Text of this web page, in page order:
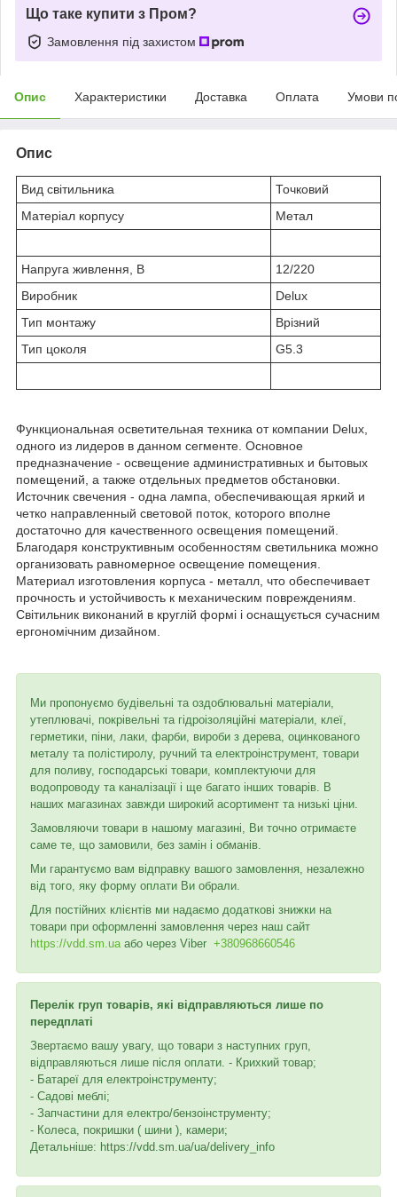
Що таке купити з Пром?
Замовлення під захистом
Опис Характеристики Доставка Оплата Умови
Опис
Вид світильника
Точковий
Матеріал корпусу
Метал
Напруга живлення, В
12/220
Виробник
Delux
Тип монтажу
Врізний
Тип цоколя
G5.3
Функциональная осветительная техника от компании Delux,
одного из лидеров в данном сегменте. Основное
предназначение - освещение административных и бытовых
помещений, а также отдельных предметов обстановки.
Источник свечения - одна лампа, обеспечивающая яркий и
четко направленный световой поток, которого вполне
достаточно для качественного освещения помещений.
Благодаря конструктивным особенностям светильника можно
организовать равномерное освещение помещения.
Материал изготовления корпуса - металл, что обеспечивает
прочность и устойчивость к механическим повреждениям.
Світильник виконаний в круглій формі і оснащується сучасним
ергономічним дизайном.
Ми пропонуємо будівельні та оздоблювальні матеріали,
утеплювачі, покрівельні та гідроізоляційні матеріали, клеї,
герметики, піни, лаки, фарби, вироби з дерева, оцинкованого
металу та полістиролу, ручний та електроінструмент, товари
для поливу, господарські товари, комплектуючи для
водопроводу та каналізації і ще багато інших товарів. В
наших магазинах завжди широкий асортимент та низькі ціни.
Замовляючи товари в нашому магазині, Ви точно отримаєте
саме те, що замовили, без замін і обманів.
Ми гарантуємо вам відправку вашого замовлення, незалежно
від того, яку форму оплати Ви обрали.
Для постійних клієнтів ми надаємо додаткові знижки на
товари при оформленні замовлення через наш сайт
https://vdd.sm.ua або через Viber +380968660546
Перелік груп товарів, які відправляються лише по
передплаті
Звертаємо вашу увагу, що товари з наступних груп,
відправляються лише після оплати. - Крихкий товар;
- Батареї для електроінструменту;
- Садові меблі;
- Запчастини для електро/бензоінструменту;
- Колеса, покришки ( шини ), камери;
Детальніше: https://vdd.sm.ua/ua/delivery_info